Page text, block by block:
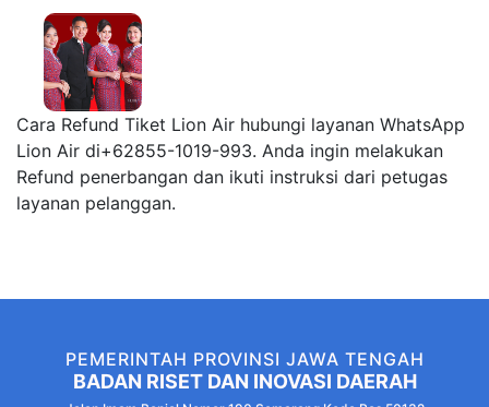
Cara Refund Tiket Lion Air hubungi layanan WhatsApp
Lion Air di+62855-1019-993. Anda ingin melakukan
Refund penerbangan dan ikuti instruksi dari petugas
layanan pelanggan.
PEMERINTAH PROVINSI JAWA TENGAH
BADAN RISET DAN INOVASI DAERAH